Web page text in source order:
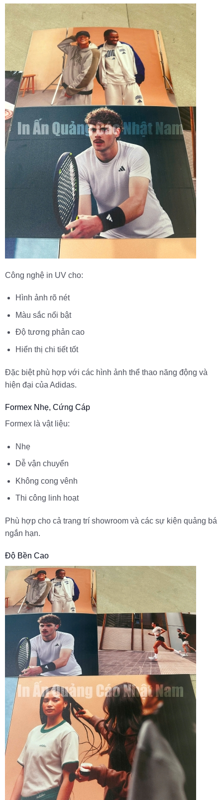
Công nghệ in UV cho:
Hình ảnh rõ nét
Màu sắc nổi bật
Độ tương phản cao
Hiển thị chi tiết tốt
Đặc biệt phù hợp với các hình ảnh thể thao năng động và
hiện đại của Adidas.
Formex Nhẹ, Cứng Cáp
Formex là vật liệu:
Nhẹ
Dễ vận chuyển
Không cong vênh
Thi công linh hoạt
Phù hợp cho cả trang trí showroom và các sự kiện quảng bá
ngắn hạn.
Độ Bền Cao